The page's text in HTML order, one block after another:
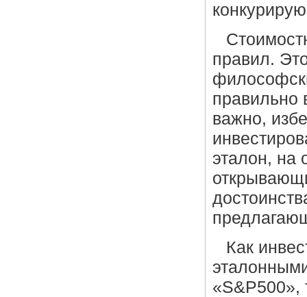
правил.
правильно
важно,
эталон, на
Как
«S&P500»,